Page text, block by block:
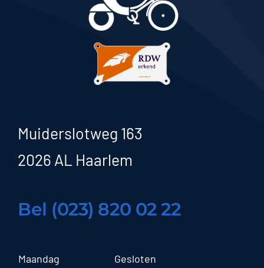
Muiderslotweg 163
2026 AL Haarlem
Bel (023) 820 02 22
Maandag
Gesloten